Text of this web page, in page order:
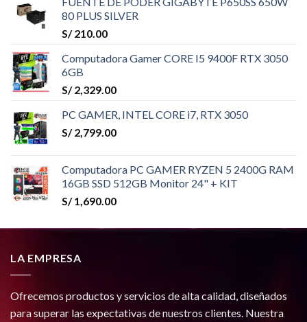
80 PLUS SILVER
S/210.00
Computadora Gamer CORE I5 9400F RTX 3050
6GB
S/2,329.00
PC GAMER, INTEL CORE i7, RTX 3050
S/2,799.00
Computadora PC GAMER RYZEN 5 2400G RAM
16GB SSD 512GB Monitor 24" + KIT
S/1,690.00
LA EMPRESA
Ofrecemos productos y servicios de alta calidad, diseñados
para superar las expectativas de nuestros clientes. Nuestra